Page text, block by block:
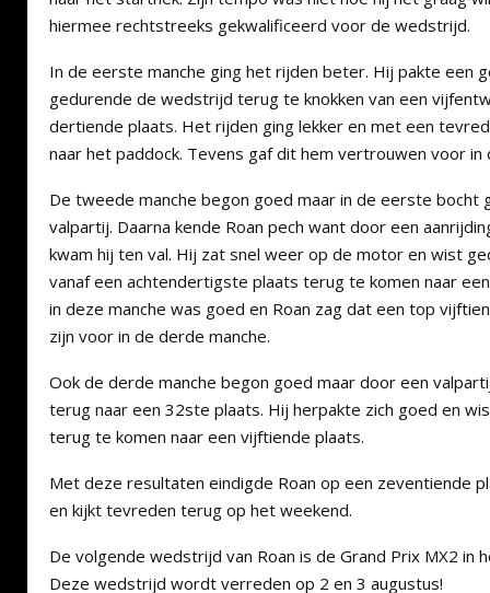
hiermee rechtstreeks gekwalificeerd voor de wedstrijd.
In de eerste manche ging het rijden beter. Hij pakte een
gedurende de wedstrijd terug te knokken van een
dertiende plaats. Het rijden ging lekker en met een
naar het paddock. Tevens gaf dit hem vertrouwen voor in
De tweede manche begon goed maar in de eerste bocht
valpartij. Daarna kende Roan pech want door een
kwam hij ten val. Hij zat snel weer op de motor en wist
vanaf een achtendertigste plaats terug te komen naar
in deze manche was goed en Roan zag dat een top
zijn voor in de derde manche.
Ook de derde manche begon goed maar door een
terug naar een 32ste plaats. Hij herpakte zich goed en
terug te komen naar een vijftiende plaats.
Met deze resultaten eindigde Roan op een zeventiende
en kijkt tevreden terug op het weekend.
De volgende wedstrijd van Roan is de Grand Prix MX2 in
Deze wedstrijd wordt verreden op 2 en 3 augustus!